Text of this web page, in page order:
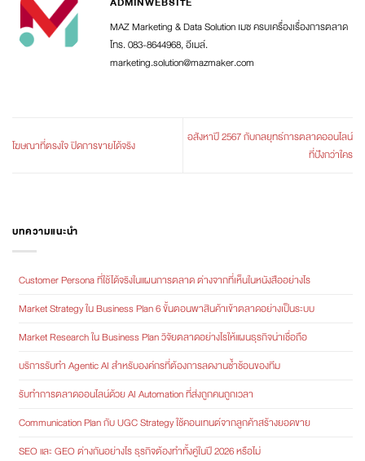
MAZ Marketing & Data Solution เมซ ครบเครื่องเรื่องการตลาด
โทร. 083-8644968, อีเมล์.
marketing.solution@mazmaker.com
โฆษณาที่ตรงใจ ปิดการขายได้จริง
อสังหาปี 2567 กับกลยุทธ์การตลาดออนไลน์
ที่ปังกว่าใคร
บทความแนะนำ
Customer Persona ที่ใช้ได้จริงในแผนการตลาด ต่างจากที่เห็นในหนังสืออย่างไร
Market Strategy ใน Business Plan 6 ขั้นตอนพาสินค้าเข้าตลาดอย่างเป็นระบบ
Market Research ใน Business Plan วิจัยตลาดอย่างไรให้แผนธุรกิจน่าเชื่อถือ
บริการรับทำ Agentic AI สำหรับองค์กรที่ต้องการลดงานซ้ำซ้อนของทีม
รับทำการตลาดออนไลน์ด้วย AI Automation ที่ส่งถูกคนถูกเวลา
Communication Plan กับ UGC Strategy ใช้คอนเทนต์จากลูกค้าสร้างยอดขาย
SEO และ GEO ต่างกันอย่างไร ธุรกิจต้องทำทั้งคู่ในปี 2026 หรือไม่